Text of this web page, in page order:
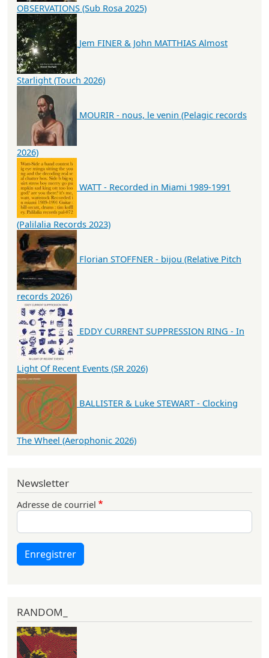
OBSERVATIONS (Sub Rosa 2025)
Jem FINER & John MATTHIAS Almost
Starlight (Touch 2026)
MOURIR - nous, le venin (Pelagic records
2026)
WATT - Recorded in Miami 1989-1991
(Palilalia Records 2023)
Florian STOFFNER - bijou (Relative Pitch
records 2026)
EDDY CURRENT SUPPRESSION RING - In
Light Of Recent Events (SR 2026)
BALLISTER & Luke STEWART - Clocking
The Wheel (Aerophonic 2026)
Newsletter
Adresse de courriel
Enregistrer
RANDOM_